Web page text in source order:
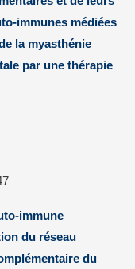
immunes médiées
la myasthénie
par une thérapie
immune
du réseau
du